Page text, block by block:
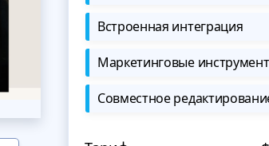
Встроенная интеграция
Маркетинговые
Совместное